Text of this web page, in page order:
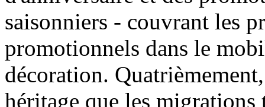
saisonniers - couvrant les
promotionnels dans le
décoration.
héritage que les migrations